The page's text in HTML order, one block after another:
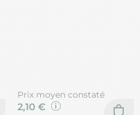
Prix moyen constaté
2,10 €